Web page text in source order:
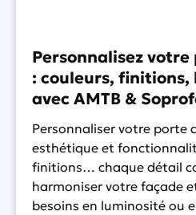
Personnalisez
: couleurs,
avec AMTB &
Personnaliser votre porte
esthétique et
finitions… chaque détail
harmoniser votre façade
besoins en luminosité ou